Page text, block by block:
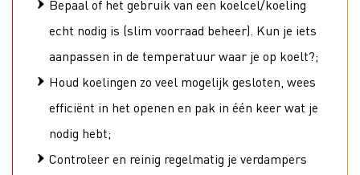
Bepaal of het gebruik van een koelcel/koeling
echt nodig is (slim voorraad beheer). Kun je iets
aanpassen in de temperatuur waar je op koelt?;
Houd koelingen zo veel mogelijk gesloten, wees
efficiënt in het openen en pak in één keer wat je
nodig hebt;
Controleer en reinig regelmatig je verdampers